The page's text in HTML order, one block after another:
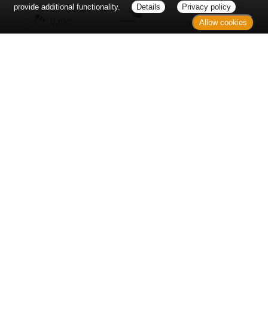
3h: 0 mm
min: 22 °C
max: 23 °C
provide additional functionality.
Details
Privacy policy
Allow cookies